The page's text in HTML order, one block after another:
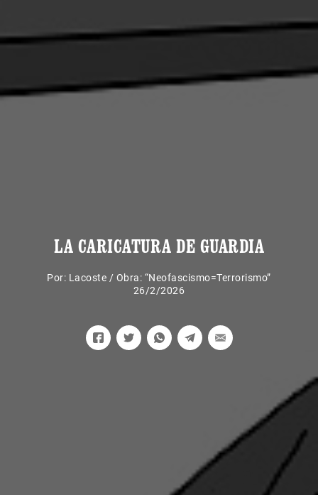
LA CARICATURA DE GUARDIA
Por: Lacoste / Obra: “Neofascismo=Terrorismo”
26/2/2026